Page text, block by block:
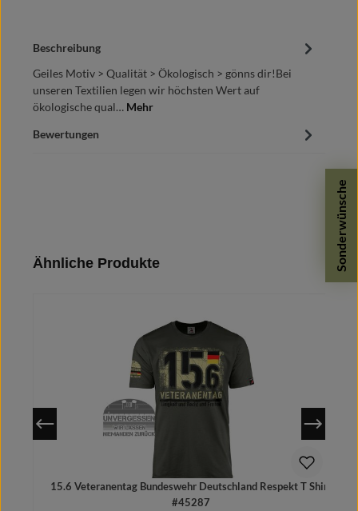
Sonderwünsche
Beschreibung
Geiles Motiv > Qualität > Ökologisch > gönns dir!Bei
unseren Textilien legen wir höchsten Wert auf
ökologische qual… Mehr
Bewertungen
Produktgalerie überspringen
Ähnliche Produkte
15.6 Veteranentag Bundeswehr Deutschland Respekt T Shirt
#45287